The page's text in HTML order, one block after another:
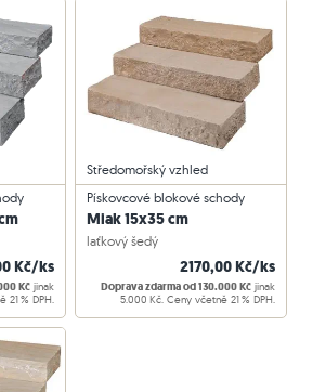
Kč/ks
Kč jinak
% DPH.
Pískovcové blokové schody
Miak 15x35 cm
laťkový šedý
2170,00 Kč/ks
Doprava zdarma od 130.000 Kč jinak
5.000 Kč. Ceny včetně 21 % DPH.
Středomořský vzhled